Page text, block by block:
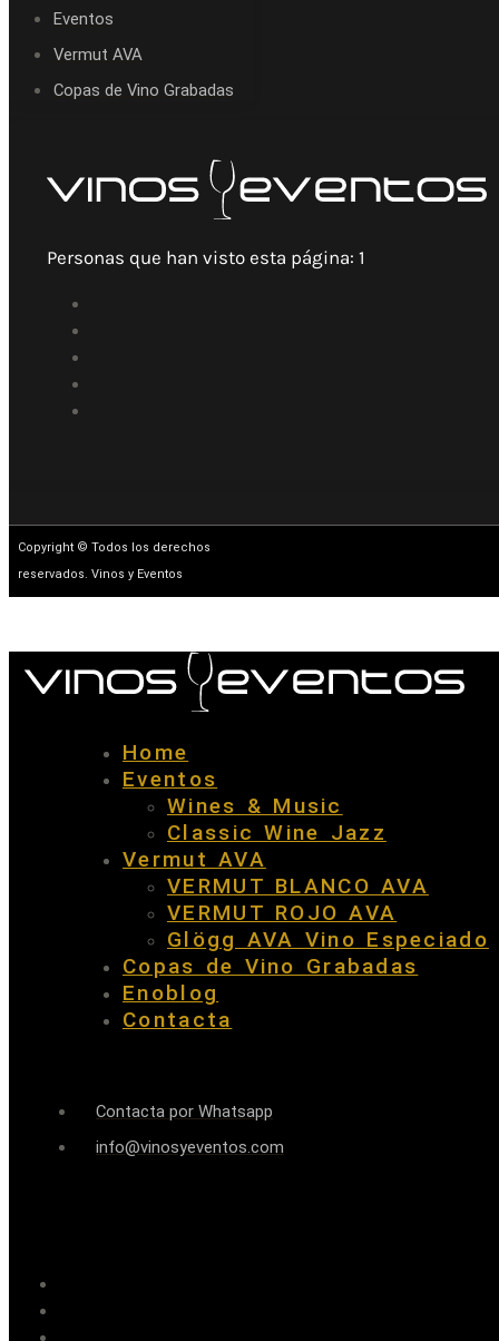
Eventos
Vermut AVA
Copas de Vino Grabadas
Personas que han visto esta página: 1
Copyright © Todos los derechos
reservados. Vinos y Eventos
Home
Eventos
Wines & Music
Classic Wine Jazz
Vermut AVA
VERMUT BLANCO AVA
VERMUT ROJO AVA
Glögg AVA Vino Especiado
Copas de Vino Grabadas
Enoblog
Contacta
Contacta por Whatsapp
info@vinosyeventos.com